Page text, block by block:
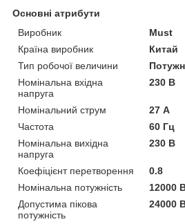
Основні атрибути
Виробник
Must
Країна виробник
Китай
Тип робочої величини
Номінальна вхідна
напруга
230 В
Номінальний струм
27 А
Частота
60 Гц
Номінальна вихідна
напруга
230 В
Коефіцієнт перетворення
0.8
Номінальна потужність
12000
Допустима пікова
потужність
24000